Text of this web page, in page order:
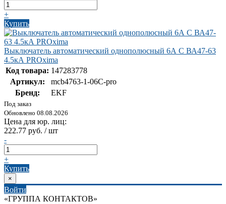
+
Купить
Выключатель автоматический однополюсный 6А С ВА47-63
4.5кА PROxima
Код товара: 147283778
Артикул:
mcb4763-1-06C-pro
Бренд:
EKF
Под заказ
Обновлено 08.08.2026
Цена для юр. лиц:
222.77 руб. / шт
-
+
Купить
×
Войти
«ГРУППА КОНТАКТОВ»